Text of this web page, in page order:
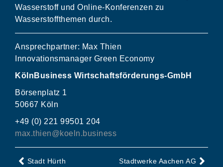
Wasserstoff und Online-Konferenzen zu
Wasserstoffthemen durch.
Ansprechpartner: Max Thien
Innovationsmanager Green Economy
KölnBusiness Wirtschaftsförderungs-GmbH
Börsenplatz 1
50667 Köln
+49 (0) 221 99501 204
max.thien@koeln.business
Stadtwerke Aachen AG
Stadt Hürth